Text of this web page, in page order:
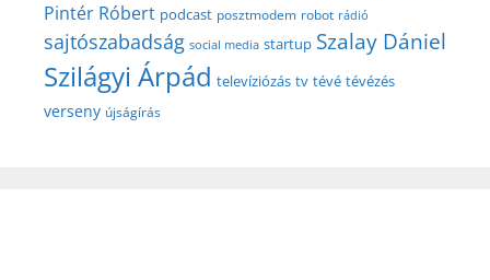
Pintér Róbert podcast posztmodem robot rádió
sajtószabadság social media startup Szalay Dániel
Szilágyi Árpád televíziózás tv tévé tévézés
verseny újságírás